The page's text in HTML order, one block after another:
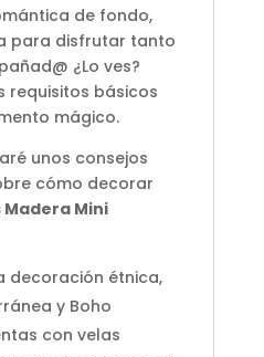
de fondo,
para disfrutar tanto
¿Lo ves?
requisitos básicos
mágico.
unos consejos
cómo decorar
Madera Mini
decoración étnica,
y Boho
con velas